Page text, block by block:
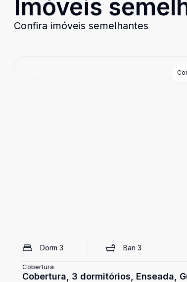
Imóveis
Confira imóveis semelhantes
Dorm 3 Ban3
Cobertura
Cobertura, 3 dormitórios, Enseada,